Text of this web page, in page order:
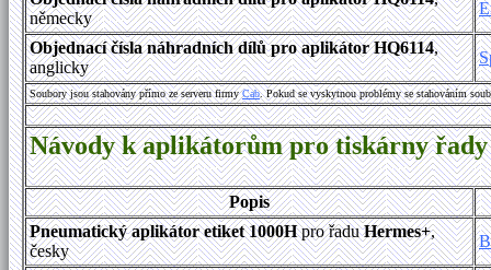
německy
Objednací čísla náhradních dílů pro aplikátor HQ6114,
anglicky
Soubory jsou stahovány přímo ze serveru firmyCab. Pokud se vyskytnou problémy se stahováním
Návody k aplikátorům pro tiskárny řady
Popis
Pneumatický aplikátor etiket 1000Hpro řaduHermes+,
česky